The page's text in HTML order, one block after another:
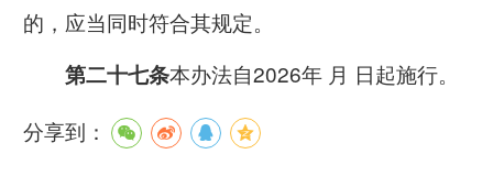
的，应当同时符合其规定。
第二十七条本办法自2026年 月 日起施行。
分享到：